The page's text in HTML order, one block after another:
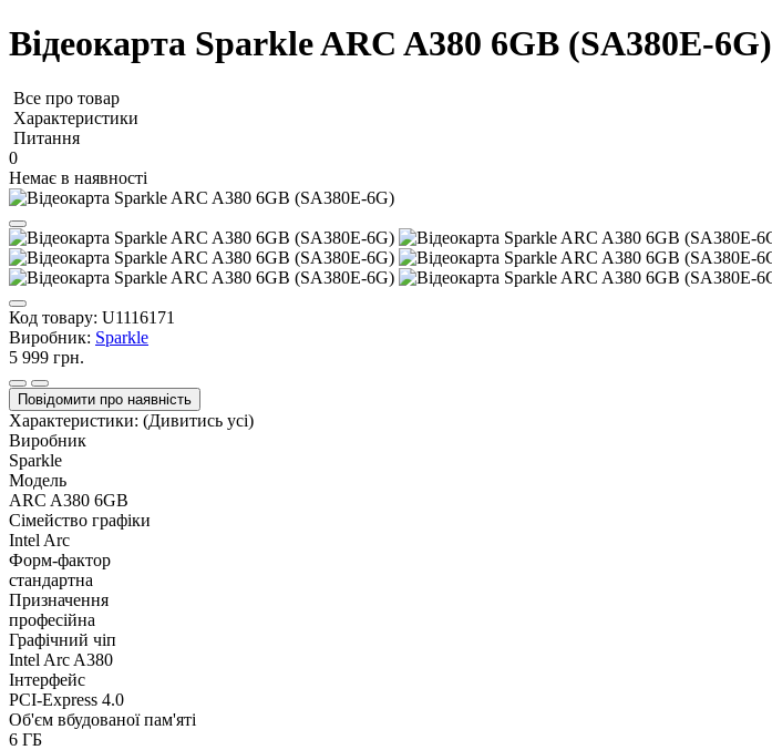
Відеокарта Sparkle ARC A380 6GB (SA380E-6G)
Все про товар
Характеристики
Питання
0
Немає в наявності
Код товару: U1116171
Виробник: Sparkle
5 999 грн.
Повідомити про наявність
Характеристики: (Дивитись усі)
Виробник
Sparkle
Модель
ARC A380 6GB
Сімейство графіки
Intel Arc
Форм-фактор
стандартна
Призначення
професійна
Графічний чіп
Intel Arc A380
Інтерфейс
PCI-Express 4.0
Об'єм вбудованої пам'яті
6 ГБ